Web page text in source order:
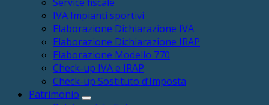
IVA Impianti sportivi
Elaborazione Dichiarazione IVA
Elaborazione Dichiarazione IRAP
Elaborazione Modello 770
Check-up IVA e IRAP
Check-up Sostituto d’Imposta
Patrimonio